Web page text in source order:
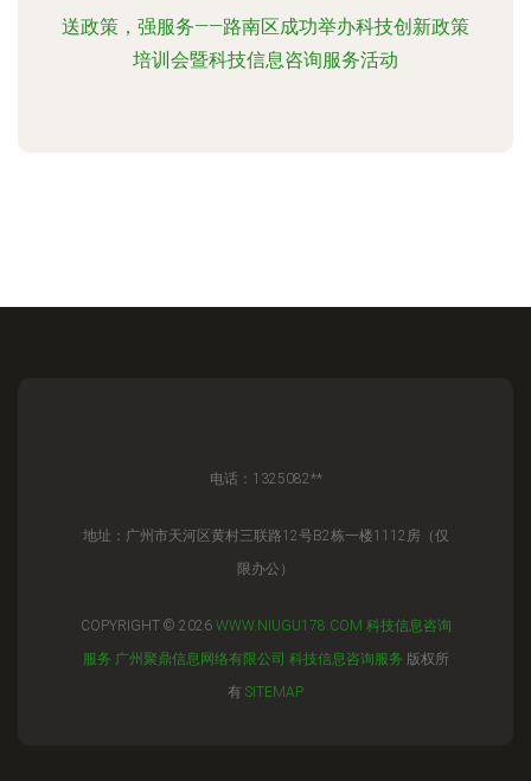
送政策，强服务——路南区成功举办科技创新政策
培训会暨科技信息咨询服务活动
电话：1325082**
地址：广州市天河区黄村三联路12号B2栋一楼1112房（仅
限办公）
COPYRIGHT © 2026 WWW.NIUGU178.COM 科技信息咨询
服务 广州聚鼎信息网络有限公司 科技信息咨询服务 版权所
有 SITEMAP